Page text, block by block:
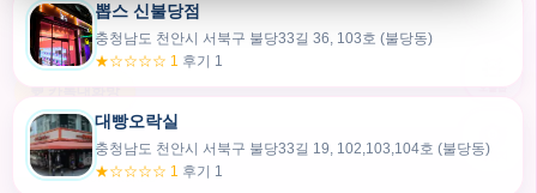
뽑스 신불당점
충청남도 천안시 서북구 불당33길 36, 103호 (불당동)
★☆☆☆☆ 1 후기 1
대빵오락실
충청남도 천안시 서북구 불당33길 19, 102,103,104호 (불당동)
★☆☆☆☆ 1 후기 1
30m
내위치
💬 카톡대화방